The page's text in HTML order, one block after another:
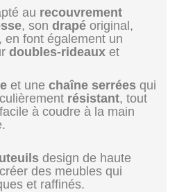
au recouvrement
, son drapé original,
en font également un
doubles-rideaux et
et une chaîne serrées qui
résistant, tout
à coudre à la main
design de haute
des meubles qui
et raffinés.